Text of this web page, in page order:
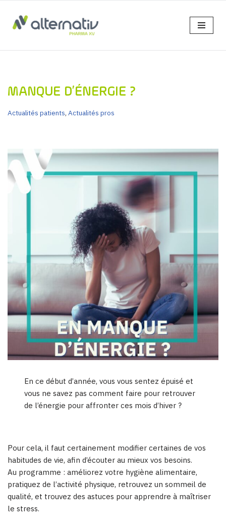
Aller
contenu
MANQUE D’ÉNERGIE ?
Actualités patients, Actualités pros
En ce début d’année, vous vous sentez épuisé et
vous ne savez pas comment faire pour retrouver
de l’énergie pour affronter ces mois d’hiver ?
Pour cela, il faut certainement modifier certaines de vos
habitudes de vie, afin d’écouter au mieux vos besoins.
Au programme : améliorez votre hygiène alimentaire,
pratiquez de l’activité physique, retrouvez un sommeil de
qualité, et trouvez des astuces pour apprendre à maîtriser
le stress.